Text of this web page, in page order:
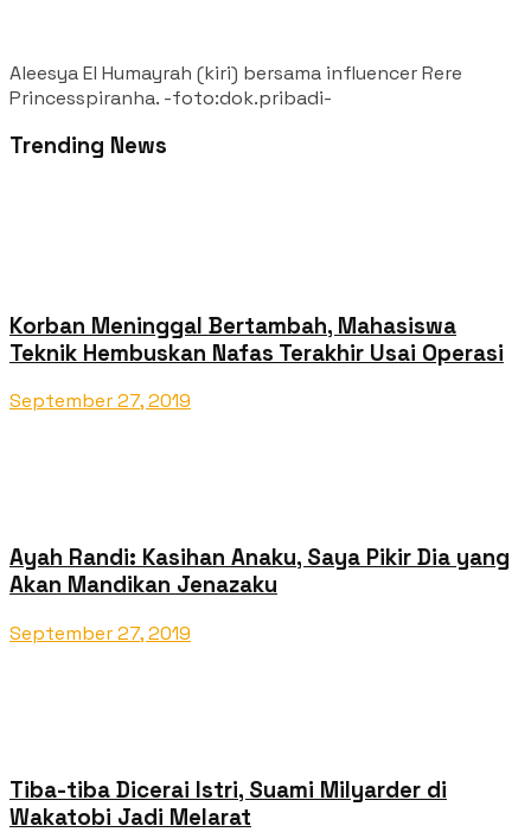
Aleesya El Humayrah (kiri) bersama influencer Rere
Princesspiranha. -foto:dok.pribadi-
Trending News
Korban Meninggal Bertambah, Mahasiswa
Teknik Hembuskan Nafas Terakhir Usai Operasi
September 27, 2019
Ayah Randi: Kasihan Anaku, Saya Pikir Dia yang
Akan Mandikan Jenazaku
September 27, 2019
Tiba-tiba Dicerai Istri, Suami Milyarder di
Wakatobi Jadi Melarat